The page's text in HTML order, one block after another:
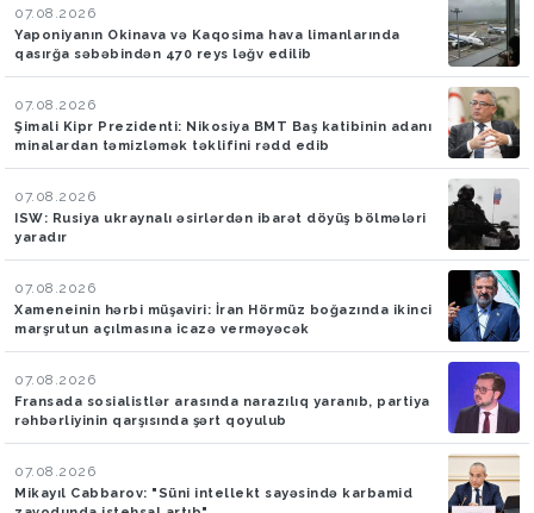
07.08.2026
Yaponiyanın Okinava və Kaqosima hava limanlarında
qasırğa səbəbindən 470 reys ləğv edilib
07.08.2026
Şimali Kipr Prezidenti: Nikosiya BMT Baş katibinin adanı
minalardan təmizləmək təklifini rədd edib
07.08.2026
ISW: Rusiya ukraynalı əsirlərdən ibarət döyüş bölmələri
yaradır
07.08.2026
Xameneinin hərbi müşaviri: İran Hörmüz boğazında ikinci
marşrutun açılmasına icazə verməyəcək
07.08.2026
Fransada sosialistlər arasında narazılıq yaranıb, partiya
rəhbərliyinin qarşısında şərt qoyulub
07.08.2026
Mikayıl Cabbarov: "Süni intellekt sayəsində karbamid